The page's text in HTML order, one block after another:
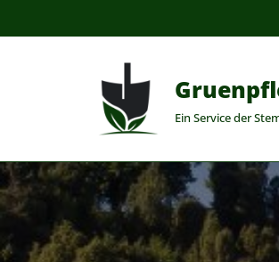
Ein Service der